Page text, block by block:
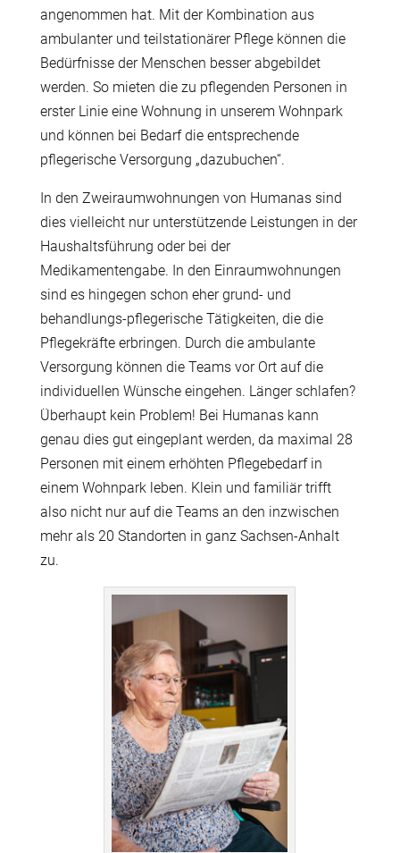
angenommen hat. Mit der Kombination aus
ambulanter und teilstationärer Pflege können die
Bedürfnisse der Menschen besser abgebildet
werden. So mieten die zu pflegenden Personen in
erster Linie eine Wohnung in unserem Wohnpark
und können bei Bedarf die entsprechende
pflegerische Versorgung „dazubuchen“.
In den Zweiraumwohnungen von Humanas sind
dies vielleicht nur unterstützende Leistungen in der
Haushaltsführung oder bei der
Medikamentengabe. In den Einraumwohnungen
sind es hingegen schon eher grund- und
behandlungs-pflegerische Tätigkeiten, die die
Pflegekräfte erbringen. Durch die ambulante
Versorgung können die Teams vor Ort auf die
individuellen Wünsche eingehen. Länger schlafen?
Überhaupt kein Problem! Bei Humanas kann
genau dies gut eingeplant werden, da maximal 28
Personen mit einem erhöhten Pflegebedarf in
einem Wohnpark leben. Klein und familiär trifft
also nicht nur auf die Teams an den inzwischen
mehr als 20 Standorten in ganz Sachsen-Anhalt
zu.